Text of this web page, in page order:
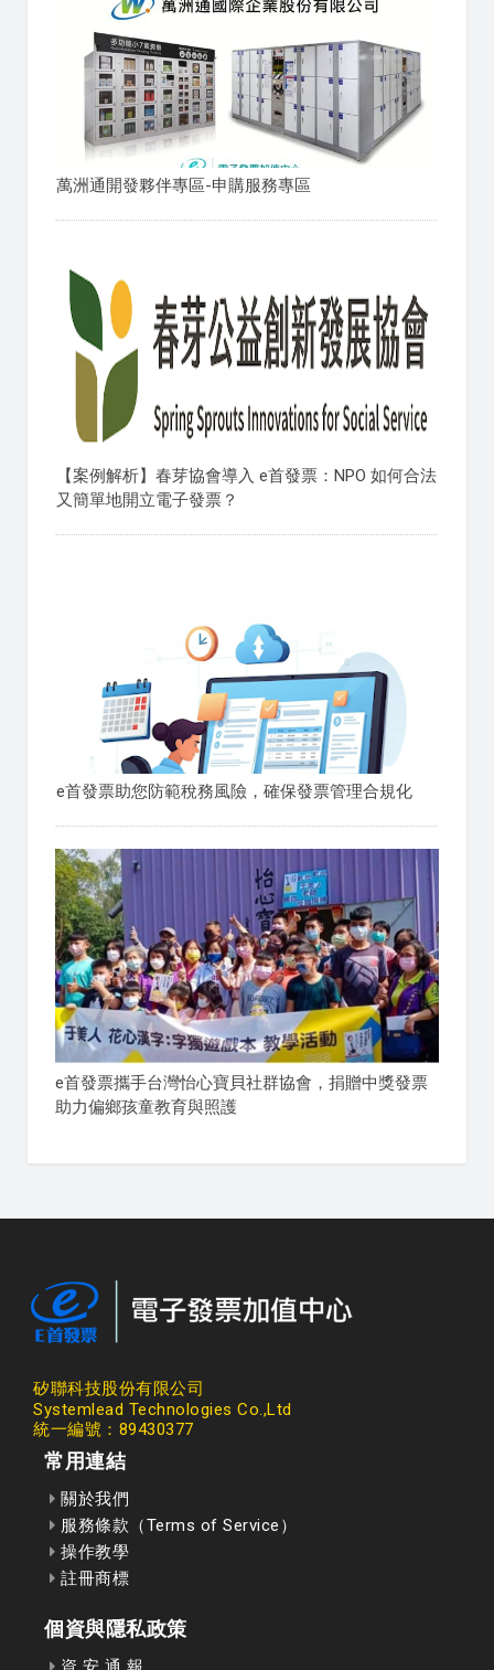
萬洲通開發夥伴專區-申購服務專區
【案例解析】春芽協會導入 e首發票：NPO 如何合法
又簡單地開立電子發票？
e首發票助您防範稅務風險，確保發票管理合規化
e首發票攜手台灣怡心寶貝社群協會，捐贈中獎發票
助力偏鄉孩童教育與照護
矽聯科技股份有限公司
Systemlead Technologies Co.,Ltd
統一編號：89430377
常用連結
關於我們
服務條款（Terms of Service）
操作教學
註冊商標
個資與隱私政策